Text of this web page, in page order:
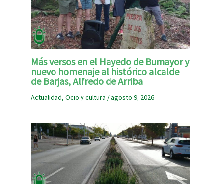
Más versos en el Hayedo de Bumayor y
nuevo homenaje al histórico alcalde
de Barjas, Alfredo de Arriba
Actualidad, Ocio y cultura /agosto 9, 2026